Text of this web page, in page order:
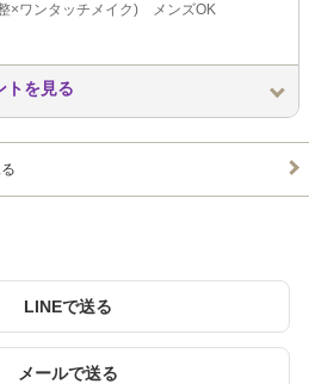
×ワンタッチメイク) メンズOK
トを見る
LINEで送る
メールで送る